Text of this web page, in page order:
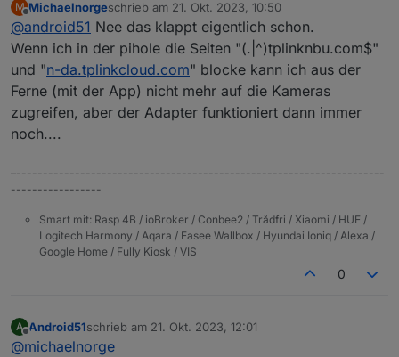
Adapter dann auf die Kamera zu?
Er hat dann nur noch Zugriff über den App Account.
Wenn ich dann in der App Änderungen vornehme,
sehe ich, wie die Objektdaten aktualisiert werden.
Mein Plan ist es zurzeit, der Kamera den Webzugriff
im Router zu entziehen und nur lokal zu nutzen.
M
Offline
Michaelnorgeschrieb am 21. Okt. 2023, 10:50
zuletzt editiert von
@android51 Nee das klappt eigentlich schon.
Wenn ich in der pihole die Seiten "(.|^)tplinknbu.com$"
und "n-da.tplinkcloud.com" blocke kann ich aus der
Ferne (mit der App) nicht mehr auf die Kameras
zugreifen, aber der Adapter funktioniert dann immer
noch....
–---------------------------------------------------------------------
-----------------
Smart mit: Rasp 4B / ioBroker / Conbee2 / Trådfri / Xiaomi / HUE /
Logitech Harmony / Aqara / Easee Wallbox / Hyundai Ioniq / Alexa /
Google Home / Fully Kiosk / VIS
0
A
Offline
Android51schrieb am 21. Okt. 2023, 12:01
zuletzt editiert von
@michaelnorge